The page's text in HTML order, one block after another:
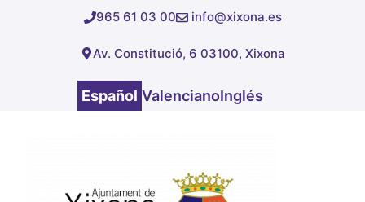
965 61 03 00 info@xixona.es
Av. Constitució, 6 03100, Xixona
Español ValencianoInglés